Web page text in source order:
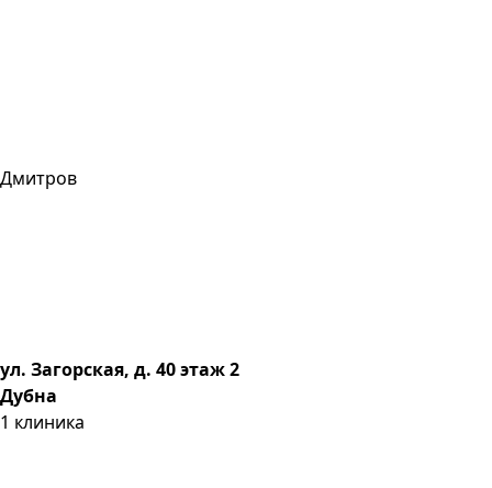
Дмитров
ул. Загорская, д. 40 этаж 2
Дубна
1 клиника